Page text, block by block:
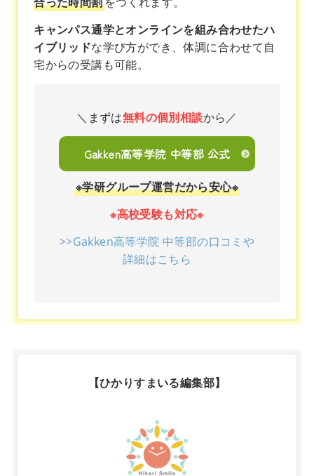
キャンパス通学とオンラインを組み合わせたハ
イブリッドな学び方ができ、体調に合わせて自
宅からの受講も可能。
＼まずは無料の個別相談から／
Gakken高等学院 中等部 公式
※学研グループ運営だから安心※
※高校受験も対応※
>>Gakken高等学院 中等部の口コミや
詳細はこちら
【ひかりすまいる編集部】